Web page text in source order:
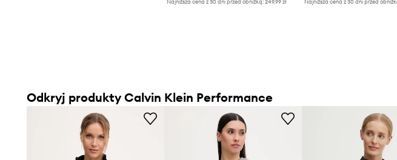
Najniższa cena z 30 dni przed obniżką:249,99 zł Najniższa cena z 30 dni przed
Odkryj produkty Calvin Klein Performance